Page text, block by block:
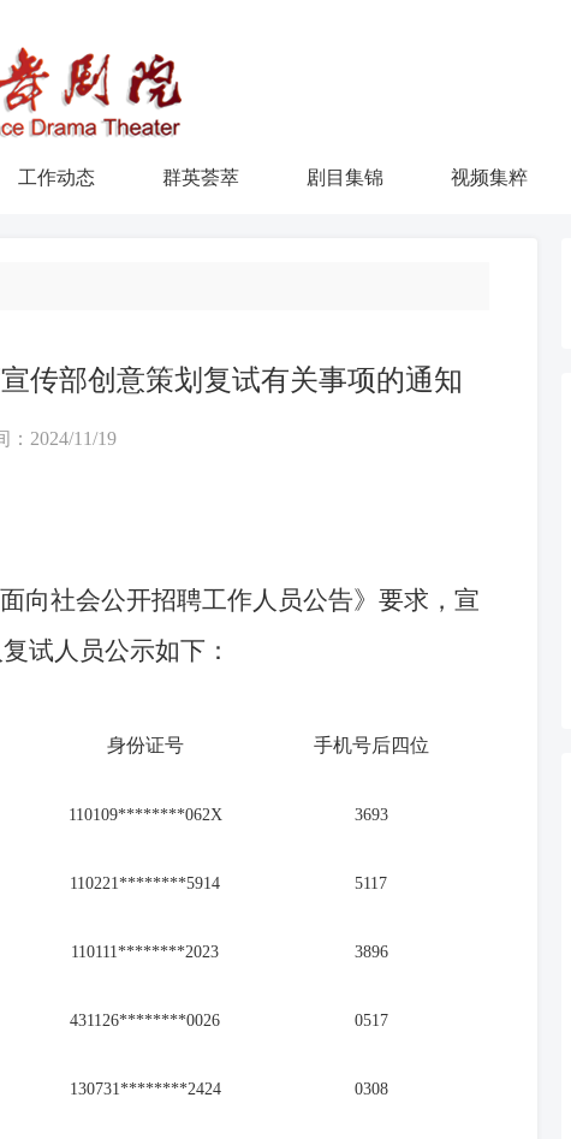
工作动态 群英荟萃 剧目集锦 视频集粹
传部创意策划复试有关事项的通知
：2024/11/19
向社会公开招聘工作人员公告》要求，宣
试人员公示如下：
身份证号 手机号后四位
110109********062X 3693
110221********5914 5117
110111********2023 3896
431126********0026 0517
130731********2424 0308